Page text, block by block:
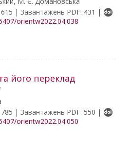
615 | Завантажень PDF: 431 |
orientw2022.04.038
його переклад
785 | Завантажень PDF: 550 |
orientw2022.04.050